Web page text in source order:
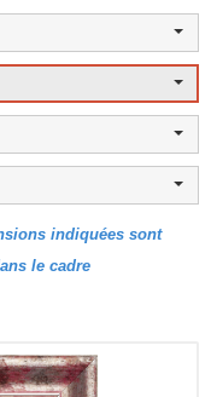
indiquées sont
le cadre